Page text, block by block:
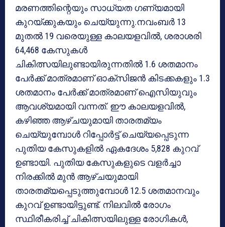
മരണത്തിന്റെയും സാധ്യത ഗണ്യമായി
കുറയ്ക്കുകയും ചെയ്യുന്നു.നവംബര്‍ 13
മുതല്‍ 19 വരെയുള്ള കാലയളവില്‍, ശരാശരി
64,468 കേസുകള്‍
ചികിത്സയിലുണ്ടായിരുന്നതില്‍ 1.6 ശതമാനം
പേര്‍ക്ക് മാത്രമാണ് ഓക്‌സിജന്‍ കിടക്കകളും 1.3
ശതമാനം പേര്‍ക്ക് മാത്രമാണ് ഐസിയുവും
ആവശ്യമായി വന്നത്. ഈ കാലയളവില്‍,
കഴിഞ്ഞ ആഴ്ചയുമായി താരതമ്യം
ചെയ്യുമ്പോള്‍ റിപ്പോര്‍ട്ട് ചെയ്യപ്പെടുന്ന
പുതിയ കേസുകളില്‍ ഏകദേശം 5,828 കുറവ്
ഉണ്ടായി. പുതിയ കേസുകളുടെ വളര്‍ച്ചാ
നിരക്കില്‍ മുന്‍ ആഴ്ചയുമായി
താരതമ്യപ്പെടുത്തുമ്പോള്‍ 12.5 ശതമാനവും
കുറവ് ഉണ്ടായിട്ടുണ്ട്. നിലവില്‍ രോഗം
സ്ഥിരീകരിച്ച് ചികിത്സയിലുള്ള രോഗികള്‍,